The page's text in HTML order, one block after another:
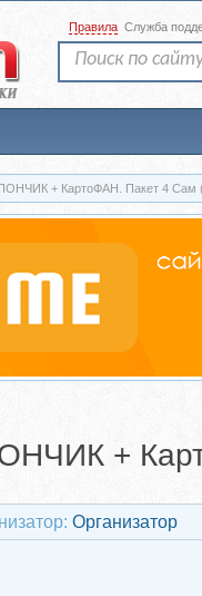
Правила Служба
+ КартоФАН. Пакет 4 Сам
+
Организатор